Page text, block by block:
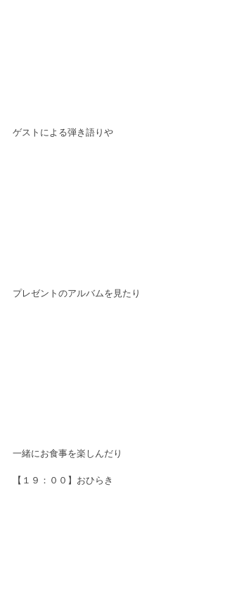
ゲストによる弾き語りや
プレゼントのアルバムを見たり
一緒にお食事を楽しんだり
【１９：００】おひらき